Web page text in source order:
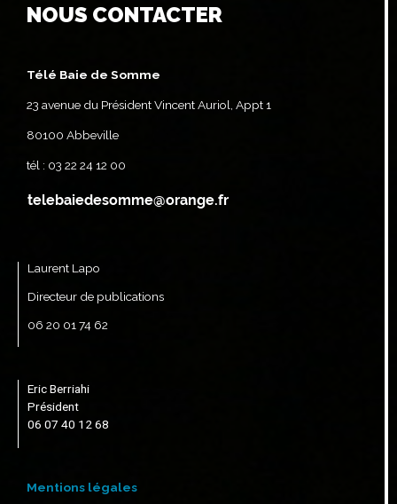
NOUS CONTACTER
Télé Baie de Somme
23 avenue du Président Vincent Auriol, Appt 1
80100 Abbeville
tél : 03 22 24 12 00
Laurent Lapo
Directeur de publications
06 20 01 74 62
Eric Berriahi
Président
06 07 40 12 68
Mentions légales